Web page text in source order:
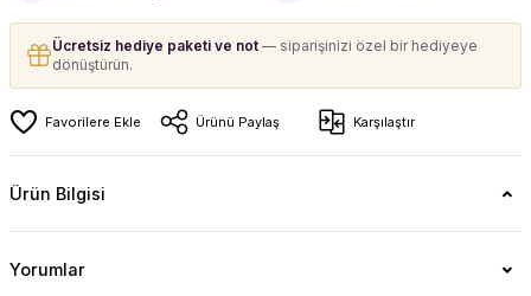
Ücretsiz hediye paketi ve not — siparişinizi özel bir hediyeye
dönüştürün.
Ürünü Paylaş Karşılaştır
Ürün Bilgisi
Yorumlar